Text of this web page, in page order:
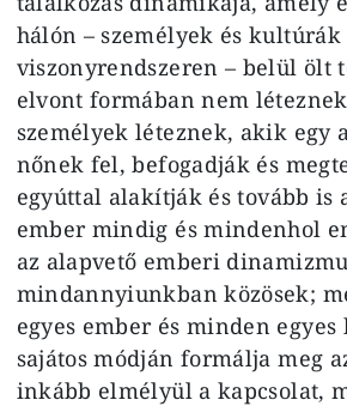
hálón – személyek és kultúrák
viszonyrendszeren – belül ölt
elvont formában nem
személyek léteznek, akik egy
nőnek fel, befogadják és
egyúttal alakítják és tovább is
ember mindig és mindenhol
az alapvető emberi
mindannyiunkban közösek;
egyes ember és minden
sajátos módján formálja meg
inkább elmélyül a kapcsolat,